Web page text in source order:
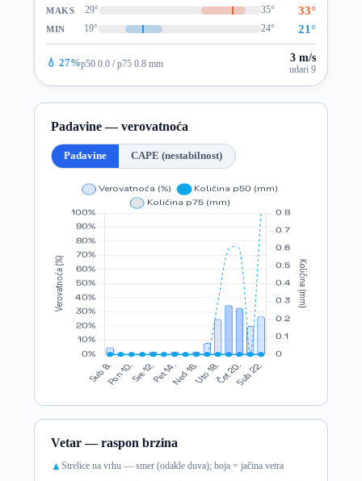
MAKS 29° 35° 33°
MIN 19° 24° 21°
💧 27%p50 0.0 / p75 0.8 mm 3 m/s
udari 9
Padavine — verovatnoća
Padavine CAPE (nestabilnost)
Vetar — raspon brzina
▲ Strelice na vrhu — smer (odakle duva); boja = jačina vetra